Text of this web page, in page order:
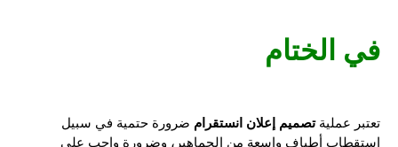
في الختام
تعتبر عمليةتصميم إعلان انستقرامضرورة حتمية في سبيل
استقطاب أطياف واسعة من الجماهير، وضرورة واجب على